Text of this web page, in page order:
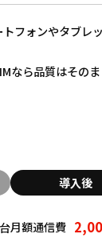
フォンやタブレ
なら品質はその
導入後
月額通信費